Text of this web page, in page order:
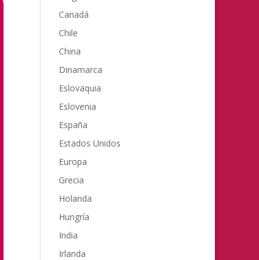
Canadá
Chile
China
Dinamarca
Eslovaquia
Eslovenia
España
Estados Unidos
Europa
Grecia
Holanda
Hungría
India
Irlanda